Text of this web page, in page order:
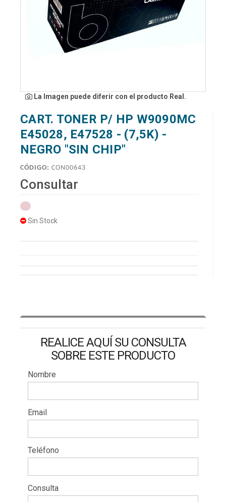
La Imagen puede diferir con el producto Real.
CART. TONER P/ HP W9090MC
E45028, E47528 - (7,5K) -
NEGRO "SIN CHIP"
CÓDIGO: CON00643
Consultar
Sin Stock
REALICE AQUÍ SU CONSULTA
SOBRE ESTE PRODUCTO
Nombre
Email
Teléfono
Consulta